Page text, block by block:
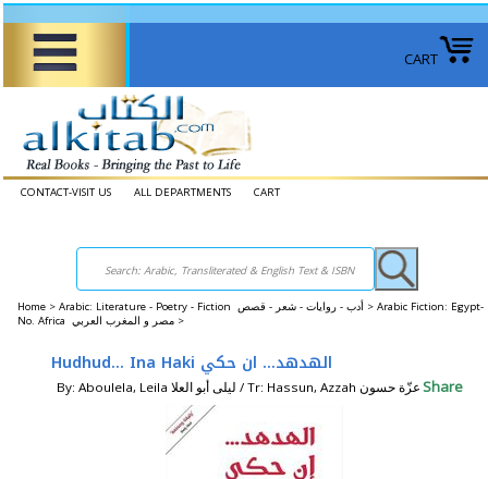
CART
CONTACT-VISIT US ALL DEPARTMENTS CART
Home > Arabic: Literature - Poetry - Fiction أدب - روايات - شعر - قصص > Arabic Fiction: Egypt-
No. Africa مصر و المغرب العربي >
Hudhud... Ina Haki الهدهد... ان حكي
By: Aboulela, Leila ليلى أبو العلا / Tr: Hassun, Azzah عزّة حسون Share